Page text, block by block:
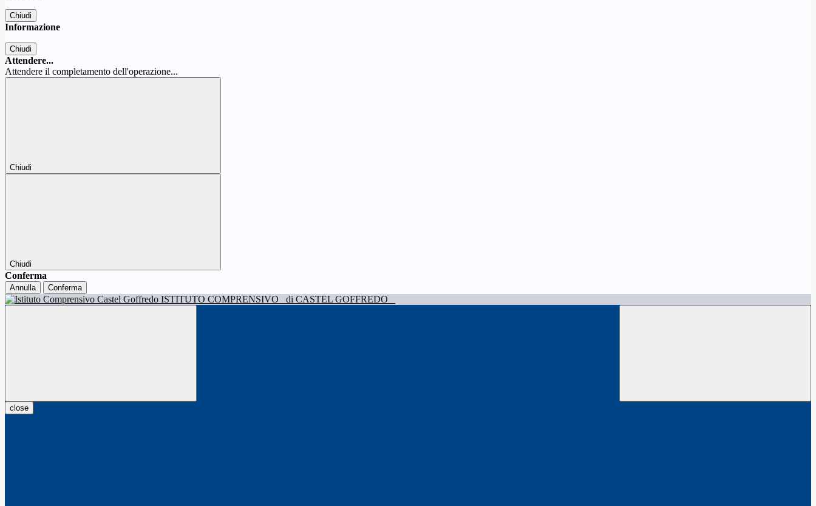
Chiudi
Informazione
Chiudi
Attendere...
Attendere il completamento dell'operazione...
Chiudi
Chiudi
Conferma
Annulla Conferma
ISTITUTO COMPRENSIVO di CASTEL GOFFREDO
close